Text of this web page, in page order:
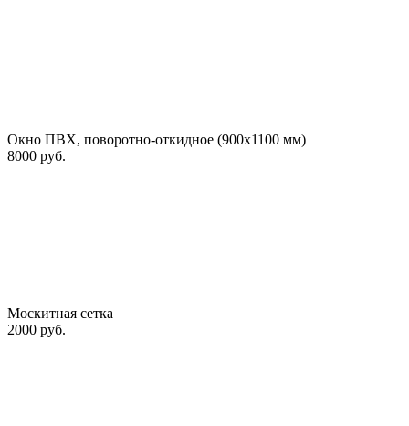
Окно ПВХ, поворотно-откидное (900х1100 мм)
8000 руб.
Москитная сетка
2000 руб.